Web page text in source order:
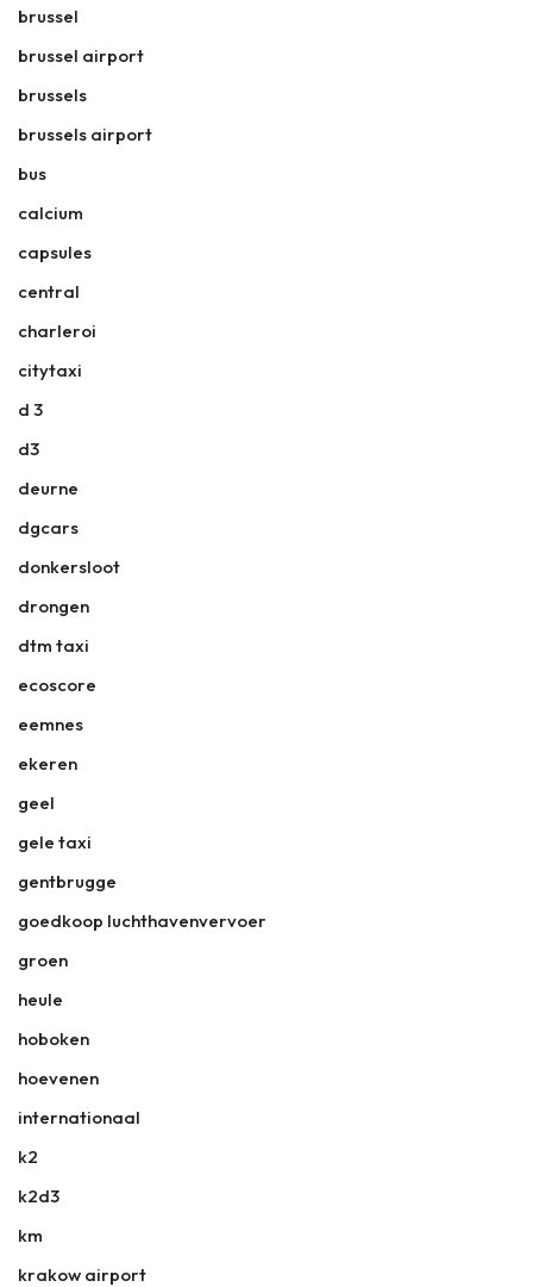
brussel
brussel airport
brussels
brussels airport
bus
calcium
capsules
central
charleroi
citytaxi
d 3
d3
deurne
dgcars
donkersloot
drongen
dtm taxi
ecoscore
eemnes
ekeren
geel
gele taxi
gentbrugge
goedkoop luchthavenvervoer
groen
heule
hoboken
hoevenen
internationaal
k2
k2d3
km
krakow airport